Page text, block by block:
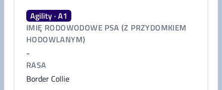
Agility · A1
IMIĘ RODOWODOWE PSA (Z PRZYDOMKIEM
HODOWLANYM)
-
RASA
Border Collie